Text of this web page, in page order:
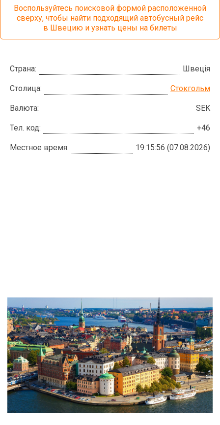
Воспользуйтесь поисковой формой расположенной
сверху, чтобы найти подходящий автобусный рейс
в Швецию и узнать цены на билеты
Страна: Швеція
Столица: Стокгольм
Валюта: SEK
Тел. код: +46
Местное время: 19:15:57 (07.08.2026)